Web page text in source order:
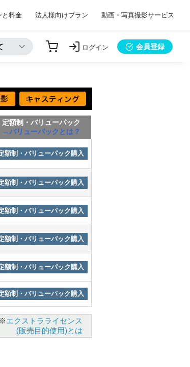
と料金 法人様向けプラン 動画・写真撮影サービス
ログイン 会員登録
定額制・バリューパック
→バリューパックとは？
額制・バリューパック購入
額制・バリューパック購入
額制・バリューパック購入
額制・バリューパック購入
額制・バリューパック購入
額制・バリューパック購入
※エクストラライセンス
(販売目的使用)とは